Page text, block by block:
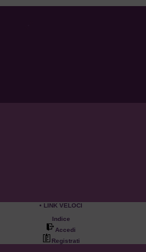
• LINK VELOCI
Indice
Accedi
Registrati